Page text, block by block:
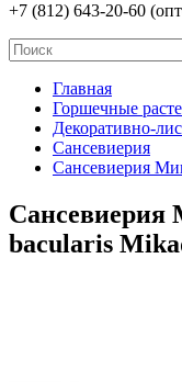
+7 (812) 643-20-60
Главная
Горшечные
Декоративно-
Сансевиерия
Сансевиерия
Сансевиерия
bacularis